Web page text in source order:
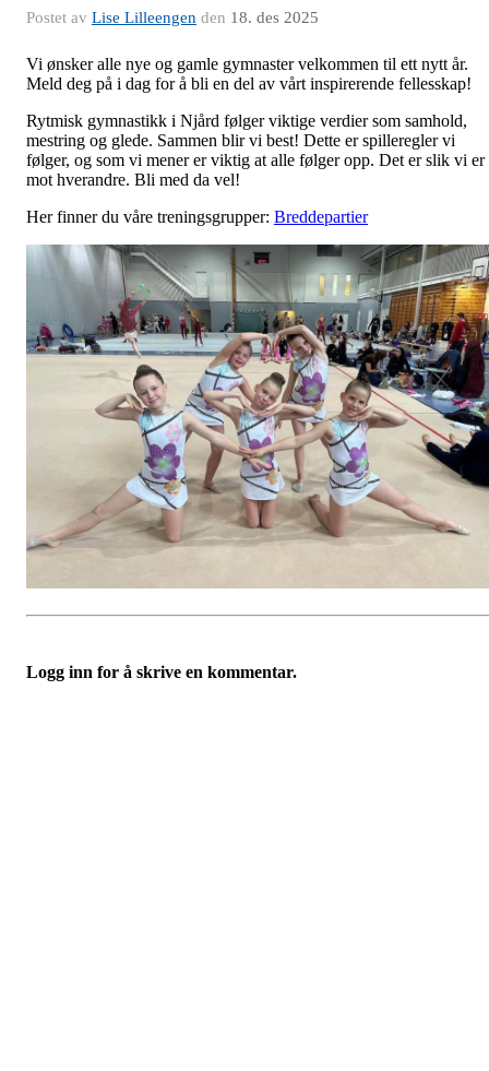
Postet av Lise Lilleengen den 18. des 2025
Vi ønsker alle nye og gamle gymnaster velkommen til ett nytt år.
Meld deg på i dag for å bli en del av vårt inspirerende fellesskap!
Rytmisk gymnastikk i Njård følger viktige verdier som samhold,
mestring og glede. Sammen blir vi best! Dette er spilleregler vi
følger, og som vi mener er viktig at alle følger opp. Det er slik vi er
mot hverandre. Bli med da vel!
Her finner du våre treningsgrupper: Breddepartier
Logg inn for å skrive en kommentar.